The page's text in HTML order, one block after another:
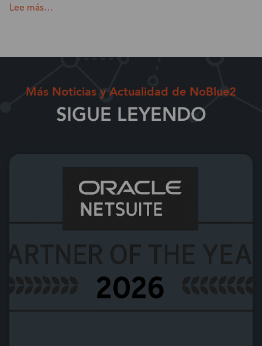
Lee más…
Más Noticias y Actualidad de NoBlue2
SIGUE LEYENDO